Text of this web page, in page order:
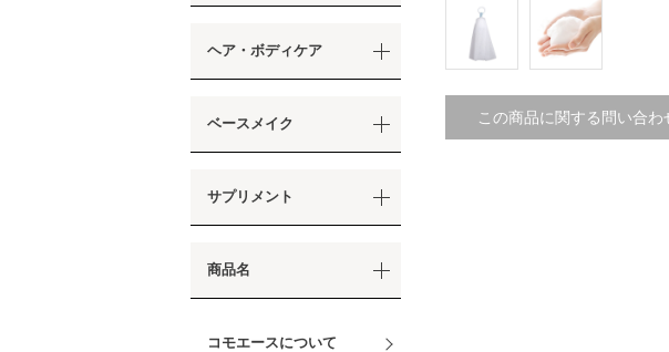
ヘア・ボディケア
ベースメイク
サプリメント
商品名
コモエースについて
この商品に関する問い合わ